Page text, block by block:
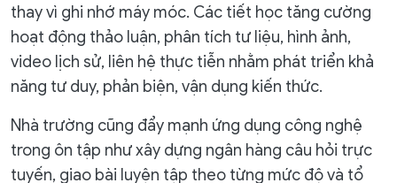
thay vì ghi nhớ máy móc. Các tiết học tăng cường
hoạt động thảo luận, phân tích tư liệu, hình ảnh,
video lịch sử, liên hệ thực tiễn nhằm phát triển khả
năng tư duy, phản biện, vận dụng kiến thức.
Nhà trường cũng đẩy mạnh ứng dụng công nghệ
trong ôn tập như xây dựng ngân hàng câu hỏi trực
tuyến, giao bài luyện tập theo từng mức độ và tổ